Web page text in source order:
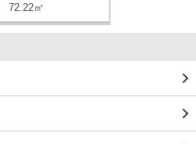
72.22㎡